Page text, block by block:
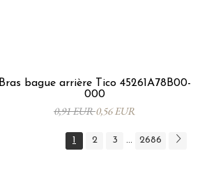
Bras bague arrière Tico 45261A78B00-
000
0,91 EUR0,56 EUR
1 2 3 2686